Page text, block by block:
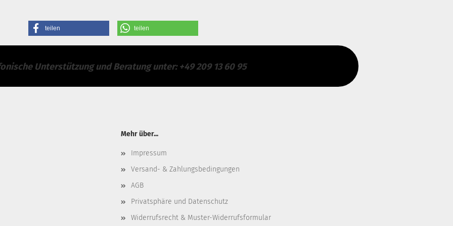
teilen teilen
Unterstützung und Beratung unter: +49 209 13 60 95
Mehr über...
Impressum
Versand- & Zahlungsbedingungen
AGB
Privatsphäre und Datenschutz
Widerrufsrecht & Muster-Widerrufsformular